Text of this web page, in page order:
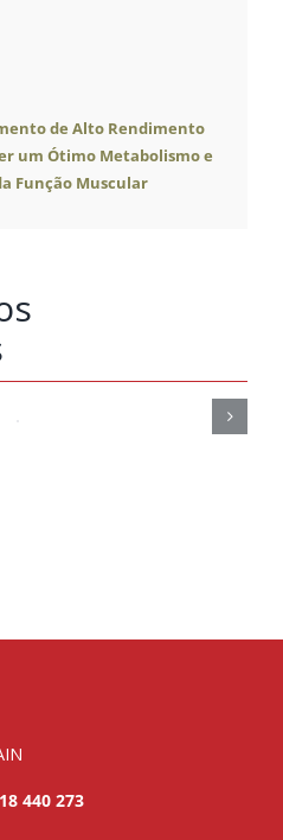
de Alto Rendimento
um Ótimo Metabolismo e
Função Muscular
440 273